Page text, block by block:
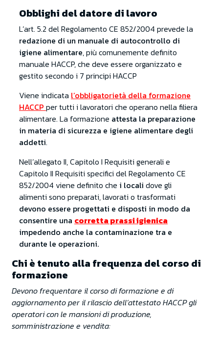
Obblighi del datore di lavoro
L’art. 5.2 del Regolamento CE 852/2004 prevede la
redazione di un manuale di autocontrollo di
igiene alimentare, più comunemente definito
manuale HACCP, che deve essere organizzato e
gestito secondo i 7 principi HACCP
Viene indicata l’obbligatorietà della formazione
HACCP per tutti i lavoratori che operano nella filiera
alimentare. La formazione attesta la preparazione
in materia di sicurezza e igiene alimentare degli
addetti.
Nell’allegato II, Capitolo I Requisiti generali e
Capitolo II Requisiti specifici del Regolamento CE
852/2004 viene definito che i locali dove gli
alimenti sono preparati, lavorati o trasformati
devono essere progettati e disposti in modo da
consentire una corretta prassi igienica
impedendo anche la contaminazione tra e
durante le operazioni.
Chi è tenuto alla frequenza del corso di
formazione
Devono frequentare il corso di formazione e di
aggiornamento per il rilascio dell’attestato HACCP gli
operatori con le mansioni di produzione,
somministrazione e vendita: